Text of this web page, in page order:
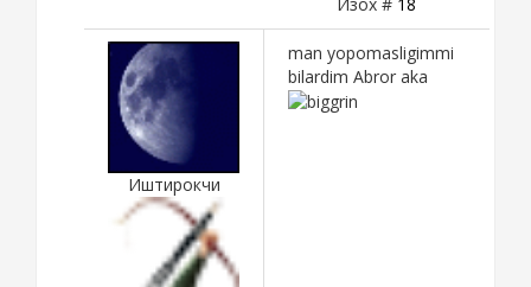
Иштирокчи
man yopomasligimmi
bilardim Abror aka